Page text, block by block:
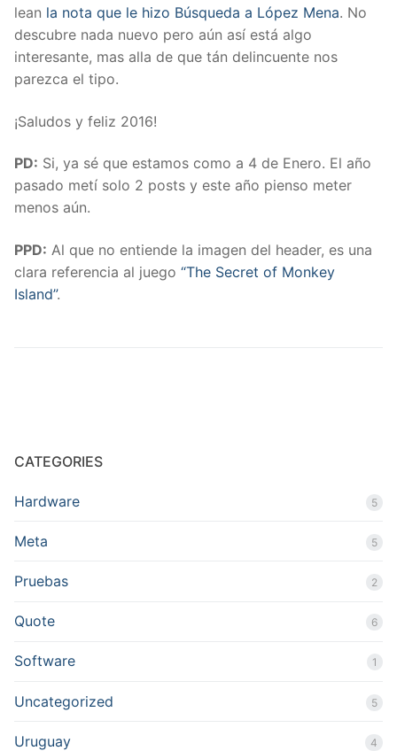
lean la nota que le hizo Búsqueda a López Mena. No
descubre nada nuevo pero aún así está algo
interesante, mas alla de que tán delincuente nos
parezca el tipo.
¡Saludos y feliz 2016!
PD: Si, ya sé que estamos como a 4 de Enero. El año
pasado metí solo 2 posts y este año pienso meter
menos aún.
PPD: Al que no entiende la imagen del header, es una
clara referencia al juego “The Secret of Monkey
Island”.
CATEGORIES
Hardware 5
Meta 5
Pruebas 2
Quote 6
Software 1
Uncategorized 5
Uruguay 4